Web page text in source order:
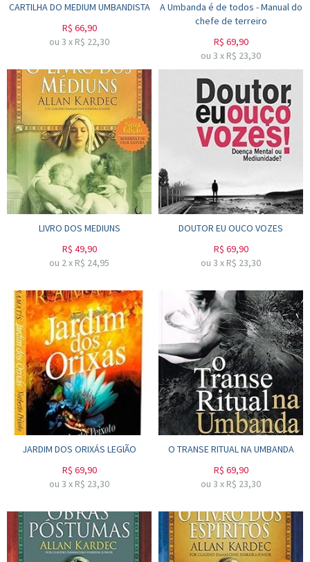
CARTILHA DO MEDIUM UMBANDISTA
R$ 66,90
ou 3 x R$ 22,30
A Umbanda é de todos - Manual do
chefe de terreiro
R$ 69,90
ou 3 x R$ 23,30
LIVRO DOS MEDIUNS
R$ 49,90
ou 2x R$ 24,95
DOUTOR EU OUCO VOZES
R$ 69,90
ou 3 x R$ 23,30
JARDIM DOS ORIXÁS LEGIÃO
R$ 69,90
ou 3 x R$ 23,30
O TRANSE RITUAL NA UMBANDA
R$ 69,90
ou 3 x R$ 23,30